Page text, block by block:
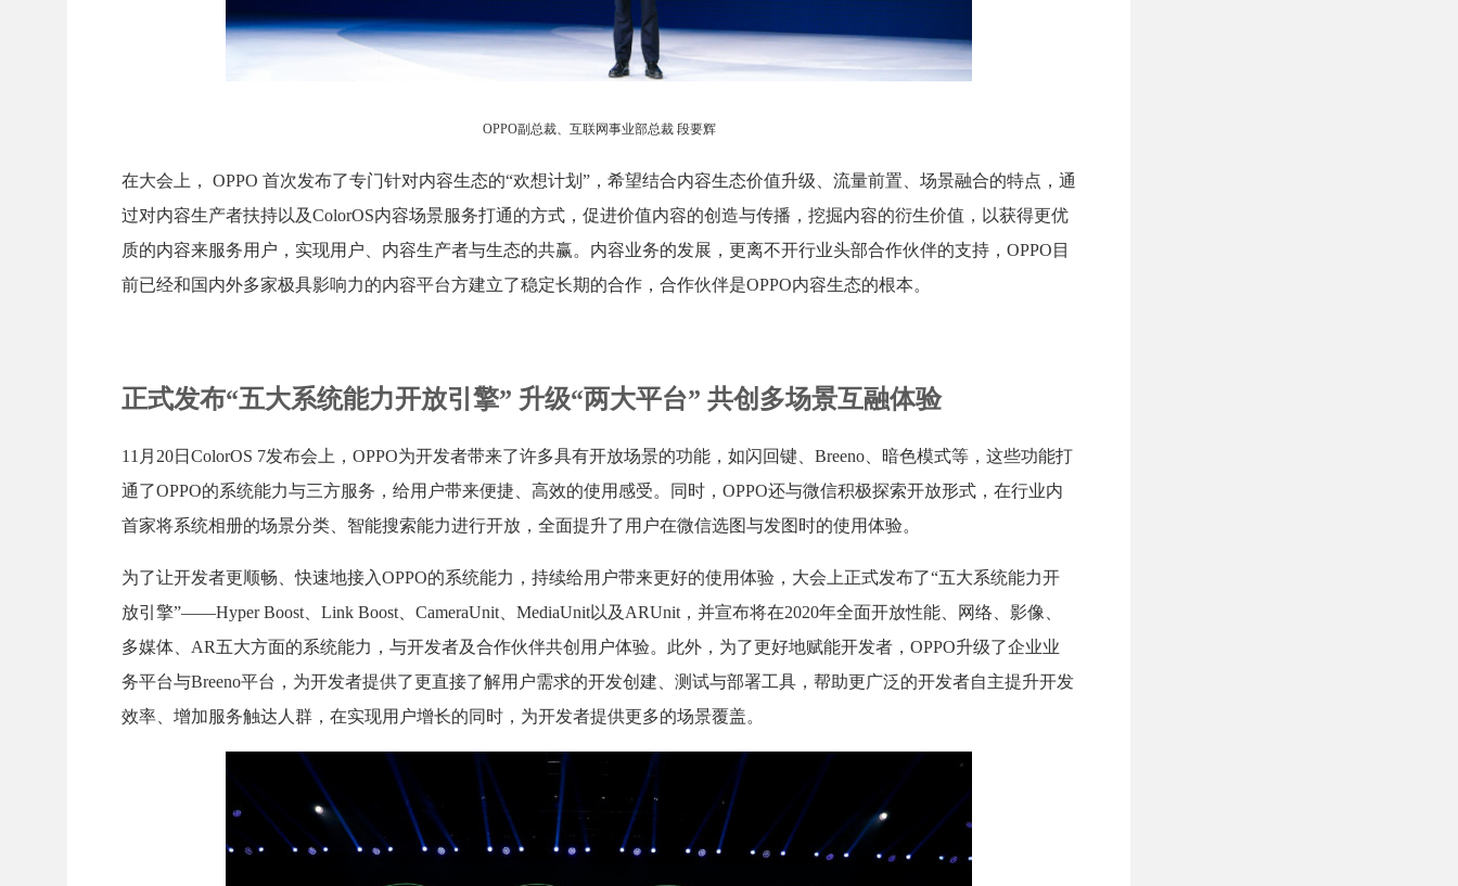
OPPO副总裁、互联网事业部总裁 段要辉
在大会上， OPPO 首次发布了专门针对内容生态的“欢想计划”，希望结合内容生态价值升级、流量前置、场景融合的特点，通
过对内容生产者扶持以及ColorOS内容场景服务打通的方式，促进价值内容的创造与传播，挖掘内容的衍生价值，以获得更优
质的内容来服务用户，实现用户、内容生产者与生态的共赢。内容业务的发展，更离不开行业头部合作伙伴的支持，OPPO目
前已经和国内外多家极具影响力的内容平台方建立了稳定长期的合作，合作伙伴是OPPO内容生态的根本。
正式发布“五大系统能力开放引擎” 升级“两大平台” 共创多场景互融体验
11月20日ColorOS 7发布会上，OPPO为开发者带来了许多具有开放场景的功能，如闪回键、Breeno、暗色模式等，这些功能打
通了OPPO的系统能力与三方服务，给用户带来便捷、高效的使用感受。同时，OPPO还与微信积极探索开放形式，在行业内
首家将系统相册的场景分类、智能搜索能力进行开放，全面提升了用户在微信选图与发图时的使用体验。
为了让开发者更顺畅、快速地接入OPPO的系统能力，持续给用户带来更好的使用体验，大会上正式发布了“五大系统能力开
放引擎”——Hyper Boost、Link Boost、CameraUnit、MediaUnit以及ARUnit，并宣布将在2020年全面开放性能、网络、影像、
多媒体、AR五大方面的系统能力，与开发者及合作伙伴共创用户体验。此外，为了更好地赋能开发者，OPPO升级了企业业
务平台与Breeno平台，为开发者提供了更直接了解用户需求的开发创建、测试与部署工具，帮助更广泛的开发者自主提升开发
效率、增加服务触达人群，在实现用户增长的同时，为开发者提供更多的场景覆盖。